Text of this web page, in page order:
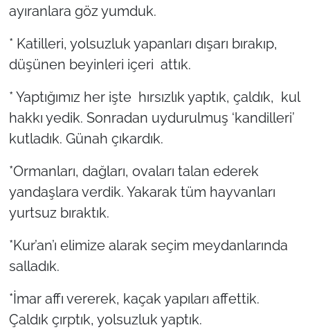
ayıranlara göz yumduk.
* Katilleri, yolsuzluk yapanları dışarı bırakıp,
düşünen beyinleri içeri attık.
* Yaptığımız her işte hırsızlık yaptık, çaldık, kul
hakkı yedik. Sonradan uydurulmuş ‘kandilleri’
kutladık. Günah çıkardık.
*Ormanları, dağları, ovaları talan ederek
yandaşlara verdik. Yakarak tüm hayvanları
yurtsuz bıraktık.
*Kur’an’ı elimize alarak seçim meydanlarında
salladık.
*İmar affı vererek, kaçak yapıları affettik.
Çaldık çırptık, yolsuzluk yaptık.